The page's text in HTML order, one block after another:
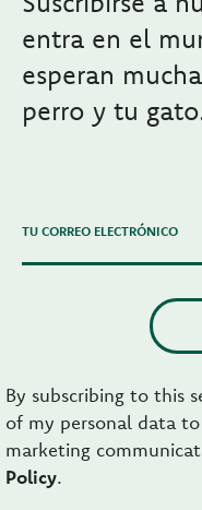
entra en el
esperan
perro y tu
TU CORREO ELECTRÓNICO
By subscribing to this
of my personal data
marketing
Policy.